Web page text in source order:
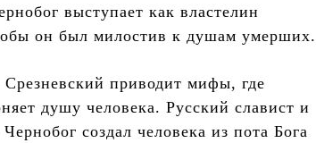
выступает как властелин
он был милостив к душам умерших.
приводит мифы, где
душу человека. Русский славист и
создал человека из пота Бога